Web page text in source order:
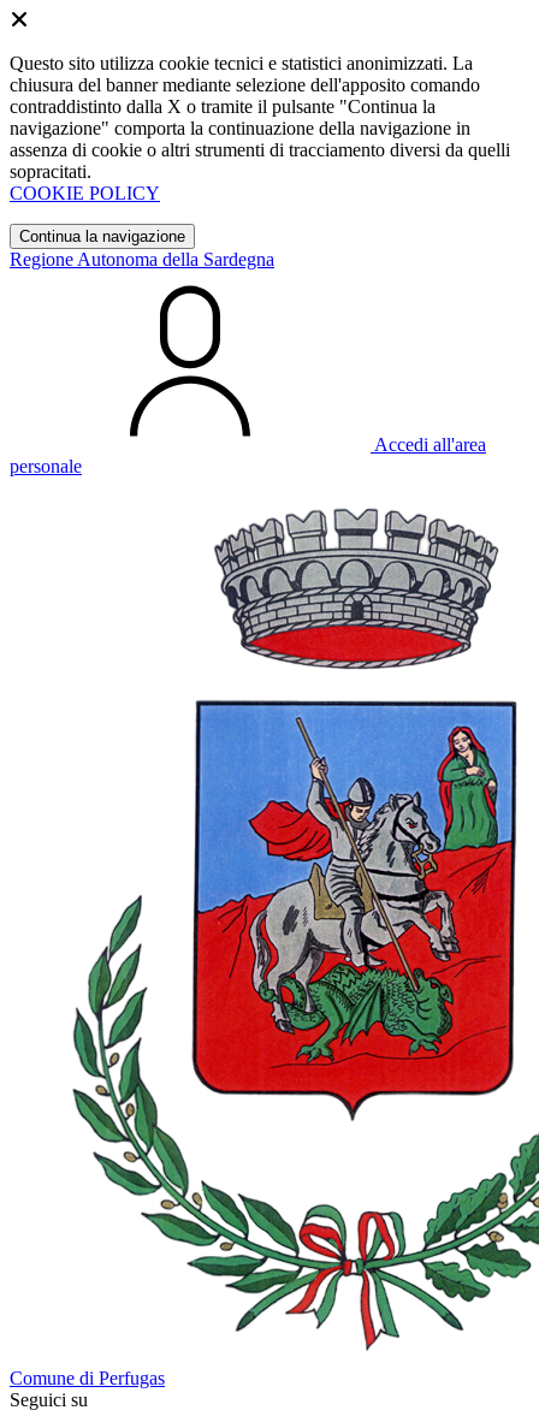
Questo sito utilizza cookie tecnici e statistici anonimizzati. La
chiusura del banner mediante selezione dell'apposito comando
contraddistinto dalla X o tramite il pulsante "Continua la
navigazione" comporta la continuazione della navigazione in
assenza di cookie o altri strumenti di tracciamento diversi da quelli
sopracitati.
COOKIE POLICY
Continua la navigazione
Regione Autonoma della Sardegna
Accedi all'area
personale
Comune di Perfugas
Seguici su